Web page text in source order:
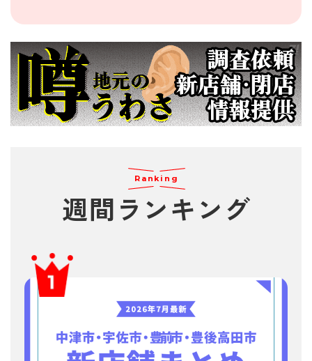
Ranking
週間 ランキング